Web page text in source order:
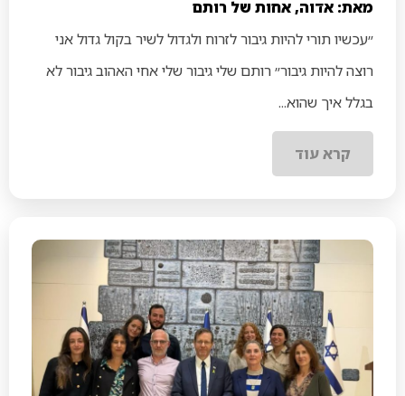
מאת: אדוה, אחות של רותם
״עכשיו תורי להיות גיבור לזרוח ולגדול לשיר בקול גדול אני
רוצה להיות גיבור״ רותם שלי גיבור שלי אחי האהוב גיבור לא
בגלל איך שהוא...
קרא עוד